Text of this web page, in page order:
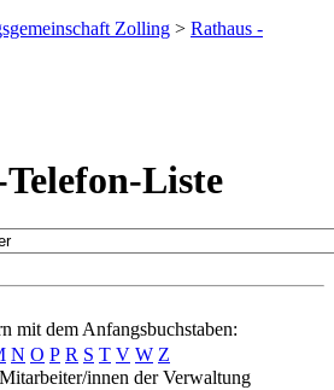
Zolling > Rathaus -
Liste
mit dem Anfangsbuchstaben:
N O P R S T V W Z
innen der Verwaltung